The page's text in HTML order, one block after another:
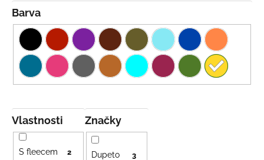
Značky
Dupeto 3
Barva
Vlastnosti
S fleecem 2